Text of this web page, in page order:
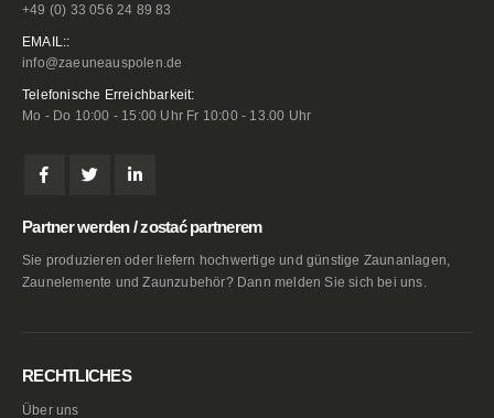
+49 (0) 33 056 24 89 83
EMAIL::
info@zaeuneauspolen.de
Telefonische Erreichbarkeit:
Mo - Do 10:00 - 15:00 Uhr Fr 10:00 - 13.00 Uhr
Partner werden / zostać partnerem
Sie produzieren oder liefern hochwertige und günstige Zaunanlagen,
Zaunelemente und Zaunzubehör? Dann melden Sie sich bei uns.
RECHTLICHES
Über uns